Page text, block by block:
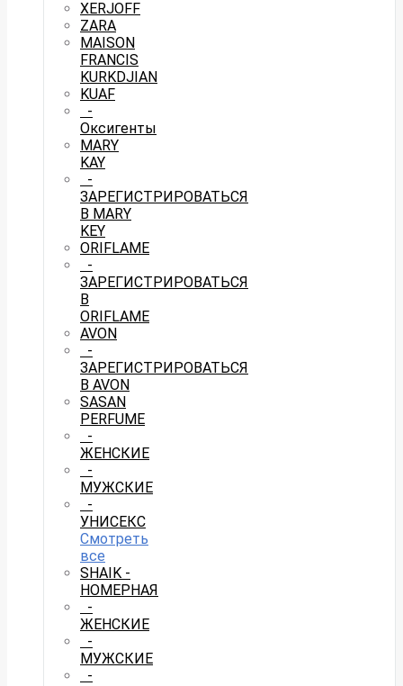
XERJOFF
ZARA
MAISON
FRANCIS
KURKDJIAN
KUAF
-
Оксигенты
MARY
KAY
-
ЗАРЕГИСТРИРОВАТЬСЯ
В MARY
KEY
ORIFLAME
-
ЗАРЕГИСТРИРОВАТЬСЯ
В
ORIFLAME
AVON
-
ЗАРЕГИСТРИРОВАТЬСЯ
В AVON
SASAN
PERFUME
-
ЖЕНСКИЕ
-
МУЖСКИЕ
-
УНИСЕКС
Смотреть
все
SHAIK -
НОМЕРНАЯ
-
ЖЕНСКИЕ
-
МУЖСКИЕ
-